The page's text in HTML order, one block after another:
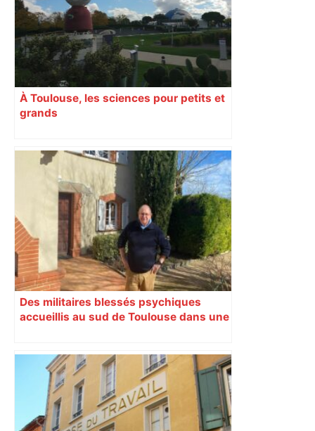
À Toulouse, les sciences pour petits et
grands
Des militaires blessés psychiques
accueillis au sud de Toulouse dans une